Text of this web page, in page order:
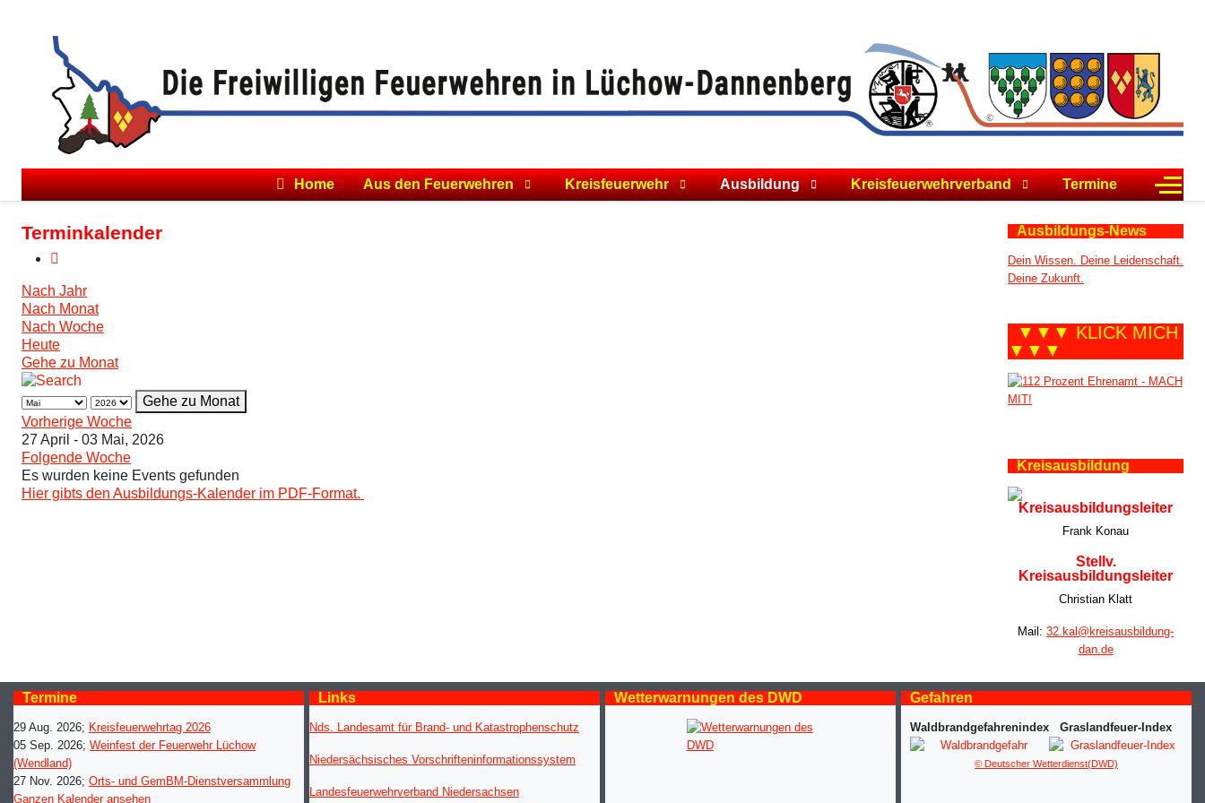
Home Aus den Feuerwehren Kreisfeuerwehr Ausbildung Kreisfeuerwehrverband Termine Off-
Terminkalender
Nach Jahr
Nach Monat
Nach Woche
Heute
Gehe zu Monat
Gehe zu Monat
Vorherige Woche
27 April - 03 Mai, 2026
Folgende Woche
Es wurden keine Events gefunden
Hier gibts den Ausbildungs-Kalender im PDF-Format.
Ausbildungs-News
Dein Wissen. Deine Leidenschaft.
Deine Zukunft.
▼▼▼ KLICK MICH
▼▼▼
Kreisausbildung
Kreisausbildungsleiter
Frank Konau
Stellv.
Kreisausbildungsleiter
Christian Klatt
Mail: 32.kal@kreisausbildung-
dan.de
Termine
29 Aug. 2026; Kreisfeuerwehrtag 2026
05 Sep. 2026; Weinfest der Feuerwehr Lüchow
(Wendland)
27 Nov. 2026; Orts- und GemBM-Dienstversammlung
Ganzen Kalender ansehen
Links
Nds. Landesamt für Brand- und Katastrophenschutz
Niedersächsisches Vorschrifteninformationssystem
Landesfeuerwehrverband Niedersachsen
Wetterwarnungen des DWD Gefahren
Waldbrandgefahrenindex Graslandfeuer-Index
© Deutscher Wetterdienst(DWD)